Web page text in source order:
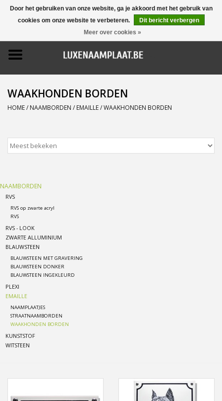
0 Artikelen - €0,00
Home
Promoties
Naamborden
Pictogrammen
Brievenbussen
Freesletters
Accessoires
Bestelling op maat
Cadeaubonnen
Portfolio
WAAKHONDEN BORDEN
HOME/ NAAMBORDEN / EMAILLE/WAAKHONDEN BORDEN
NAAMBORDEN
RVS
RVS op zwarte acryl
RVS
RVS - LOOK
ZWARTE ALLUMINIUM
BLAUWSTEEN
BLAUWSTEEN MET GRAVERING
BLAUWSTEEN DONKER
BLAUWSTEEN INGEKLEURD
PLEXI
EMAILLE
NAAMPLAATJES
STRAATNAAMBORDEN
WAAKHONDEN BORDEN
KUNSTSTOF
WITSTEEN
Door het gebruiken van onze website, ga je akkoord met het gebruik van
cookies om onze website te verbeteren.
Dit bericht verbergen
Meer over cookies »